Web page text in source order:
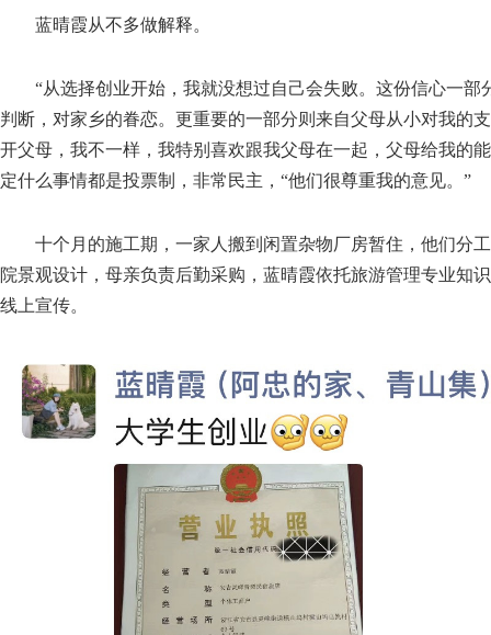
蓝晴霞从不多做解释。
“从选择创业开始，我就没想过自己会失败。这份信心一部
判断，对家乡的眷恋。更重要的一部分则来自父母从小对我的
开父母，我不一样，我特别喜欢跟我父母在一起，父母给我的
定什么事情都是投票制，非常民主，“他们很尊重我的意见。”
十个月的施工期，一家人搬到闲置杂物厂房暂住，他们分工
院景观设计，母亲负责后勤采购，蓝晴霞依托旅游管理专业知
线上宣传。